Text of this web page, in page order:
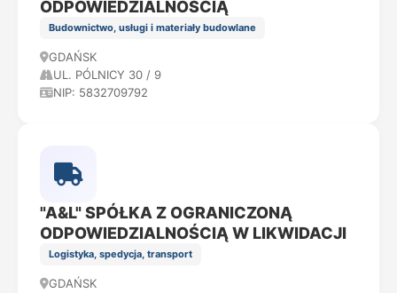
ODPOWIEDZIALNOŚCIĄ
Budownictwo, usługi i materiały budowlane
GDAŃSK
UL. PÓLNICY 30 / 9
NIP: 5832709792
"A&L" SPÓŁKA Z OGRANICZONĄ
ODPOWIEDZIALNOŚCIĄ W LIKWIDACJI
Logistyka, spedycja, transport
GDAŃSK